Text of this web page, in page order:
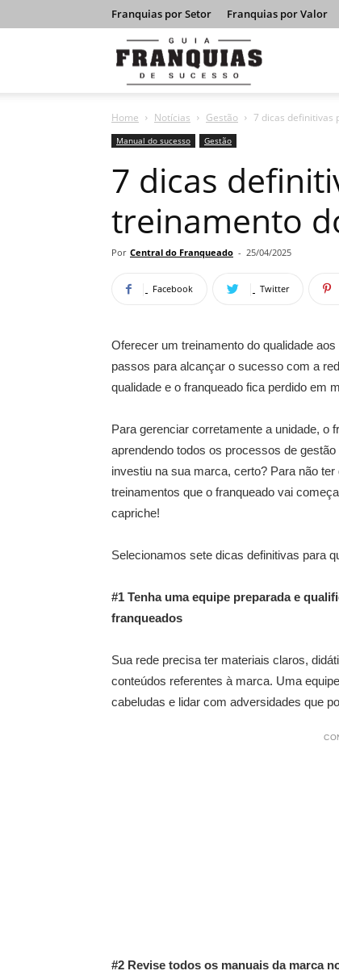
Franquias por Setor Franquias por Valor
Franquias
Sucesso
Home Notícias Gestão 7 dicas definitivas
Manual do sucesso Gestão
7 dicas
treinamento
Por Central do Franqueado - 25/04/2025
Facebook Twitter
Oferecer um treinamento do qualidade
passos para alcançar o sucesso com a
qualidade e o franqueado fica perdido em
Para gerenciar corretamente a unidade, o
aprendendo todos os processos de
investiu na sua marca, certo? Para não
treinamentos que o franqueado vai
capriche!
Selecionamos sete dicas definitivas para
#1 Tenha uma equipe preparada e
franqueados
Sua rede precisa ter materiais claros,
conteúdos referentes à marca. Uma
cabeludas e lidar com adversidades que
#2 Revise todos os manuais da marca